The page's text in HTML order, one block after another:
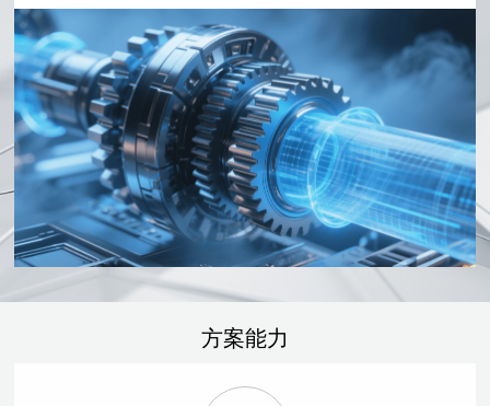
方案能力